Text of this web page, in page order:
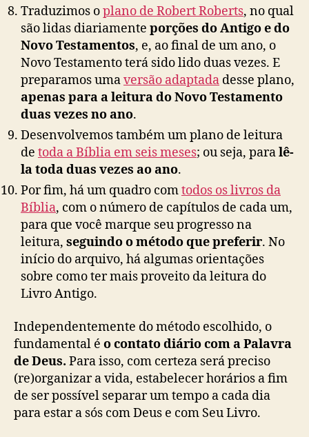
Traduzimos oplano de Robert Roberts, no qual
são lidas diariamente porções do Antigo e do
Novo Testamentos, e, ao final de um ano, o
Novo Testamento terá sido lido duas vezes. E
preparamos umaversão adaptada desse plano,
apenas para a leitura do Novo Testamento
duas vezes no ano.
Desenvolvemos também um plano de leitura
de toda a Bíblia em seis meses; ou seja, paralê-
la toda duas vezes ao ano.
Por fim, há um quadro comtodos os livros da
Bíblia, com o número de capítulos de cada um,
para que você marque seu progresso na
leitura, seguindo o método que preferir. No
início do arquivo, há algumas orientações
sobre como ter mais proveito da leitura do
Livro Antigo.
Independentemente do método escolhido, o
fundamental é o contato diário com a Palavra
de Deus. Para isso, com certeza será preciso
(re)organizar a vida, estabelecer horários a fim
de ser possível separar um tempo a cada dia
para estar a sós com Deus e com Seu Livro.